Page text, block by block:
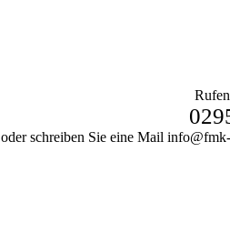
oder schreiben Sie eine Mail